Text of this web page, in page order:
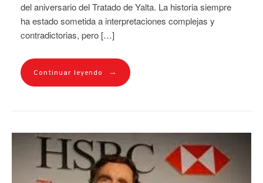
del aniversario del Tratado de Yalta. La historia siempre
ha estado sometida a interpretaciones complejas y
contradictorias, pero […]
Continuar leyendo →